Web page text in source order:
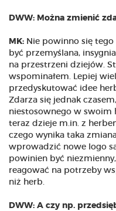
DWW: Można zmienić
MK: Nie powinno się
być przemyślana,
na przestrzeni dziejów.
wspominałem. Lepiej
przedyskutować idee
Zdarza się jednak
niestosownego w swoim
teraz dzieje m.in. z
czego wynika taka
wprowadzić nowe logo
powinien być
reagować na potrzeby
niż herb.
DWW: A czy np.